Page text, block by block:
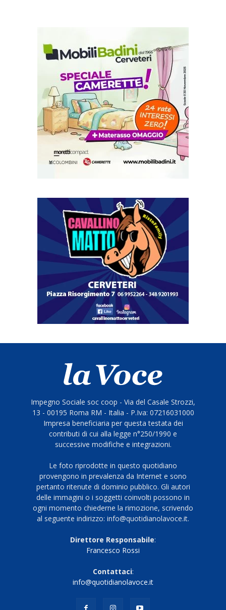
Impegno Sociale soc coop - Via del Casale Strozzi,
13 - 00195 Roma RM - Italia - P.Iva: 07216031000
Impresa beneficiaria per questa testata dei
contributi di cui alla legge n°250/1990 e
successive modifiche e integrazioni.
Le foto riprodotte in questo quotidiano
provengono in prevalenza da Internet e sono
pertanto ritenute di dominio pubblico. Gli autori
delle immagini o i soggetti coinvolti possono in
ogni momento chiederne la rimozione, scrivendo
al seguente indirizzo: info@quotidianolavoce.it.
Direttore Responsabile:
Francesco Rossi
Contattaci:
info@quotidianolavoce.it